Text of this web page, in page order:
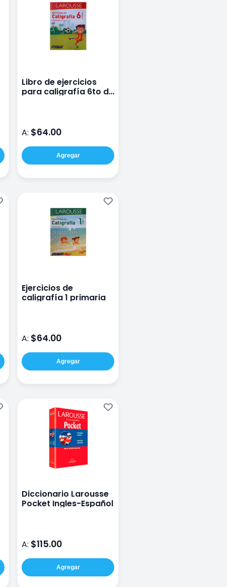
Libro de ejercicios
para caligrafía 6to de
A: $64.00
Agregar
Ejercicios de
caligrafía 1 primaria
A: $64.00
Agregar
Diccionario Larousse
Pocket Ingles-Español
A: $115.00
Agregar